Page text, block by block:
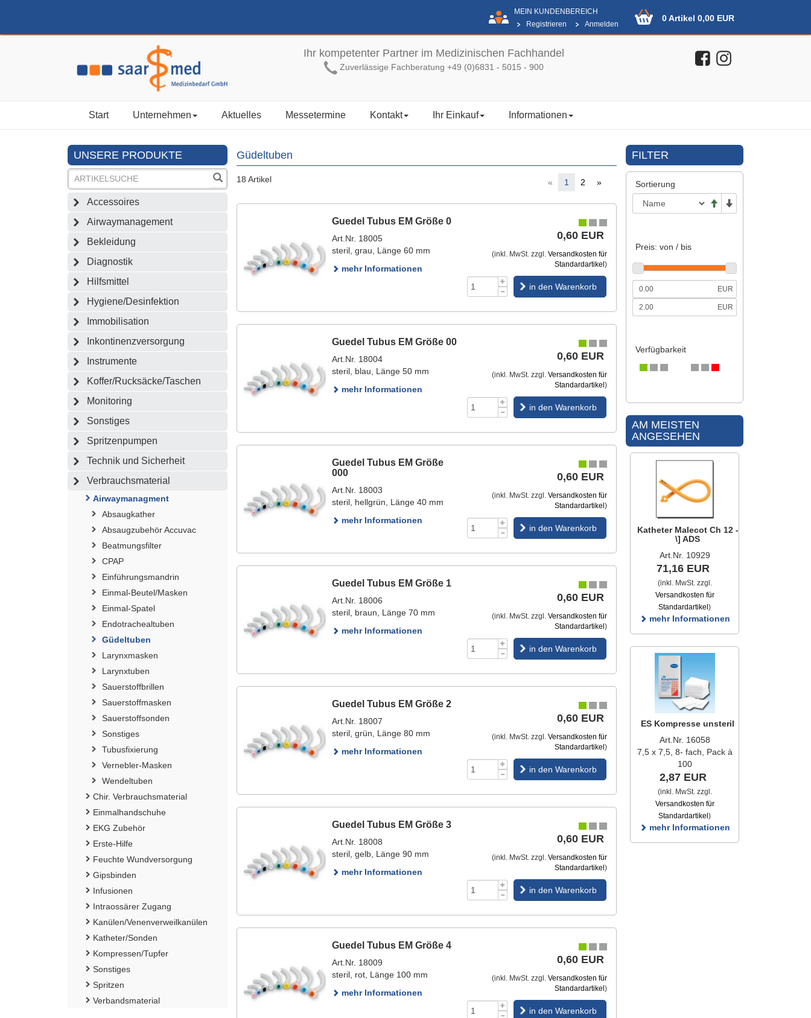
MEIN KUNDENBEREICH
Registrieren
Anmelden
0 Artikel 0,00 EUR
Ihr kompetenter Partner im Medizinischen Fachhandel
Zuverlässige Fachberatung +49 (0)6831 - 5015 - 900
Start Unternehmen Aktuelles Messetermine Kontakt Ihr Einkauf Informationen
UNSERE PRODUKTE
Accessoires
Airwaymanagement
Bekleidung
Diagnostik
Hilfsmittel
Hygiene/Desinfektion
Immobilisation
Inkontinenzversorgung
Instrumente
Koffer/Rucksäcke/Taschen
Monitoring
Sonstiges
Spritzenpumpen
Technik und Sicherheit
Verbrauchsmaterial
Airwaymanagment
Absaugkather
Absaugzubehör Accuvac
Beatmungsfilter
CPAP
Einführungsmandrin
Einmal-Beutel/Masken
Einmal-Spatel
Endotrachealtuben
Güdeltuben
Larynxmasken
Larynxtuben
Sauerstoffbrillen
Sauerstoffmasken
Sauerstoffsonden
Sonstiges
Tubusfixierung
Vernebler-Masken
Wendeltuben
Chir. Verbrauchsmaterial
Einmalhandschuhe
EKG Zubehör
Erste-Hilfe
Feuchte Wundversorgung
Gipsbinden
Infusionen
Intraossärer Zugang
Kanülen/Venenverweilkanülen
Katheter/Sonden
Kompressen/Tupfer
Sonstiges
Spritzen
Verbandsmaterial
Güdeltuben
« 1 2 »
18 Artikel
Guedel Tubus EM Größe 0
Art.Nr. 18005
steril, grau, Länge 60 mm
mehr Informationen
0,60 EUR
(inkl. MwSt. zzgl. Versandkosten für
Standardartikel )
in den Warenkorb
Guedel Tubus EM Größe 00
Art.Nr. 18004
steril, blau, Länge 50 mm
mehr Informationen
0,60 EUR
(inkl. MwSt. zzgl. Versandkosten für
Standardartikel )
in den Warenkorb
Guedel Tubus EM Größe
000
Art.Nr. 18003
steril, hellgrün, Länge 40 mm
mehr Informationen
0,60 EUR
(inkl. MwSt. zzgl. Versandkosten für
Standardartikel )
in den Warenkorb
Guedel Tubus EM Größe 1
Art.Nr. 18006
steril, braun, Länge 70 mm
mehr Informationen
0,60 EUR
(inkl. MwSt. zzgl. Versandkosten für
Standardartikel )
in den Warenkorb
Guedel Tubus EM Größe 2
Art.Nr. 18007
steril, grün, Länge 80 mm
mehr Informationen
0,60 EUR
(inkl. MwSt. zzgl. Versandkosten für
Standardartikel )
in den Warenkorb
Guedel Tubus EM Größe 3
Art.Nr. 18008
steril, gelb, Länge 90 mm
mehr Informationen
0,60 EUR
(inkl. MwSt. zzgl. Versandkosten für
Standardartikel )
in den Warenkorb
Guedel Tubus EM Größe 4
Art.Nr. 18009
steril, rot, Länge 100 mm
mehr Informationen
0,60 EUR
(inkl. MwSt. zzgl. Versandkosten für
Standardartikel )
in den Warenkorb
FILTER
Sortierung
Preis: von / bis
EUR
EUR
Verfügbarkeit
AM MEISTEN
ANGESEHEN
Katheter Malecot Ch 12 -
\] ADS
Art.Nr. 10929
71,16 EUR
(inkl. MwSt. zzgl.
Versandkosten für
Standardartikel )
mehr Informationen
ES Kompresse unsteril
Art.Nr. 16058
7,5 x 7,5, 8- fach, Pack à
100
2,87 EUR
(inkl. MwSt. zzgl.
Versandkosten für
Standardartikel )
mehr Informationen